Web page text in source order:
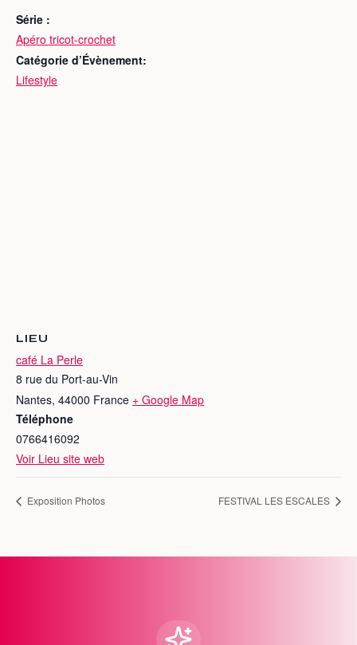
Série :
Apéro tricot-crochet
Catégorie d’Évènement:
Lifestyle
LIEU
café La Perle
8 rue du Port-au-Vin
Nantes, 44000 France + Google Map
Téléphone
0766416092
Voir Lieu site web
Exposition Photos FESTIVAL LES ESCALES